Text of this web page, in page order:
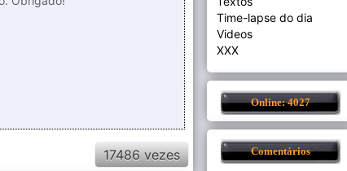
17486 vezes
Time-lapse do dia
Videos
XXX
Online: 4027
Comentários